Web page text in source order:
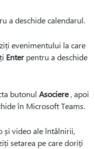
a deschide calendarul.
evenimentului la care
Enterpentru a deschide
butonul Asociere, apoi
în Microsoft Teams.
și video ale întâlnirii,
setarea pe care doriți